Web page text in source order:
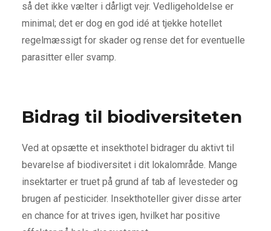
så det ikke vælter i dårligt vejr. Vedligeholdelse er
minimal; det er dog en god idé at tjekke hotellet
regelmæssigt for skader og rense det for eventuelle
parasitter eller svamp.
Bidrag til biodiversiteten
Ved at opsætte et insekthotel bidrager du aktivt til
bevarelse af biodiversitet i dit lokalområde. Mange
insektarter er truet på grund af tab af levesteder og
brugen af pesticider. Insekthoteller giver disse arter
en chance for at trives igen, hvilket har positive